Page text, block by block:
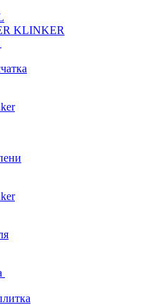
KLINKER